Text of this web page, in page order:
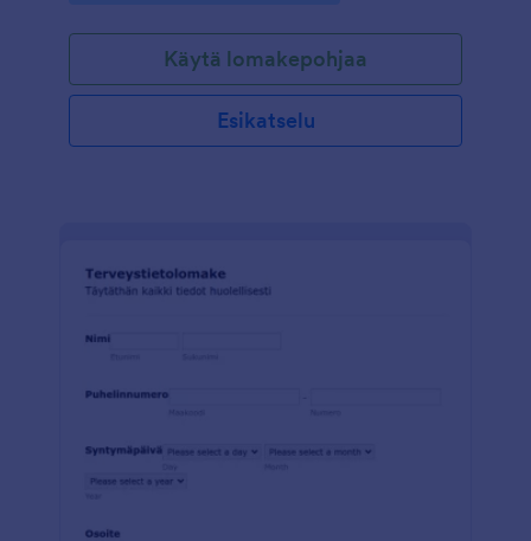
Käytä lomakepohjaa
Esikatselu